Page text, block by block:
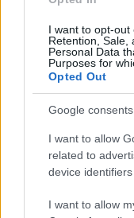
I want to opt-out
Retention, Sale,
Personal Data
Purposes for
Opted Out
Google consents
I want to allow
related to
device identifiers
I want to allow
KÁNIKULA-
EGYELŐRE KITART
villamosenergia-